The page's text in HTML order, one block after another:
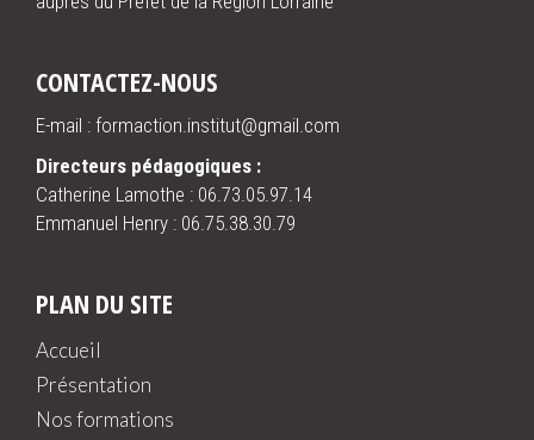
CONTACTEZ-NOUS
E-mail : formaction.institut@gmail.com
Directeurs pédagogiques :
Catherine Lamothe : 06.73.05.97.14
Emmanuel Henry : 06.75.38.30.79
PLAN DU SITE
Accueil
Présentation
Nos formations